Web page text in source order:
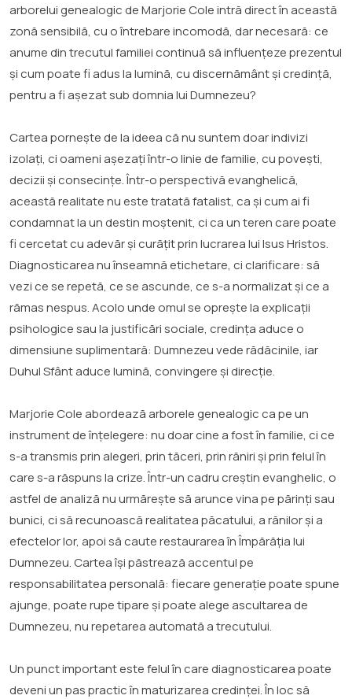
arborelui genealogic de Marjorie Cole intră direct în această
zonă sensibilă, cu o întrebare incomodă, dar necesară: ce
anume din trecutul familiei continuă să influențeze prezentul
și cum poate fi adus la lumină, cu discernământ și credință,
pentru a fi așezat sub domnia lui Dumnezeu?
Cartea pornește de la ideea că nu suntem doar indivizi
izolați, ci oameni așezați într-o linie de familie, cu povești,
decizii și consecințe. Într-o perspectivă evanghelică,
această realitate nu este tratată fatalist, ca și cum ai fi
condamnat la un destin moștenit, ci ca un teren care poate
fi cercetat cu adevăr și curățit prin lucrarea lui Isus Hristos.
Diagnosticarea nu înseamnă etichetare, ci clarificare: să
vezi ce se repetă, ce se ascunde, ce s-a normalizat și ce a
rămas nespus. Acolo unde omul se oprește la explicații
psihologice sau la justificări sociale, credința aduce o
dimensiune suplimentară: Dumnezeu vede rădăcinile, iar
Duhul Sfânt aduce lumină, convingere și direcție.
Marjorie Cole abordează arborele genealogic ca pe un
instrument de înțelegere: nu doar cine a fost în familie, ci ce
s-a transmis prin alegeri, prin tăceri, prin răniri și prin felul în
care s-a răspuns la crize. Într-un cadru creștin evanghelic, o
astfel de analiză nu urmărește să arunce vina pe părinți sau
bunici, ci să recunoască realitatea păcatului, a rănilor și a
efectelor lor, apoi să caute restaurarea în Împărăția lui
Dumnezeu. Cartea își păstrează accentul pe
responsabilitatea personală: fiecare generație poate spune
ajunge, poate rupe tipare și poate alege ascultarea de
Dumnezeu, nu repetarea automată a trecutului.
Un punct important este felul în care diagnosticarea poate
deveni un pas practic în maturizarea credinței. În loc să